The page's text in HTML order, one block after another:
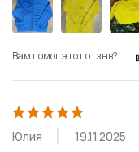
Вам помог этот отзыв?
Юлия 19.11.2025